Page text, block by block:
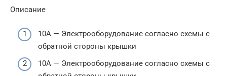
Описание
10А — Электрооборудование согласно схемы с
обратной стороны крышки
10А — Электрооборудование согласно схемы с